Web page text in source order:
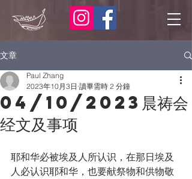
文章
04/10/2023晨祷会
经文及事项
Paul Zhang
2023年10月3日 讀畢需時 2 分鐘
耶和华必被埃及人所认识，在那日埃及
人必认识耶和华，也要献祭物和供物敬